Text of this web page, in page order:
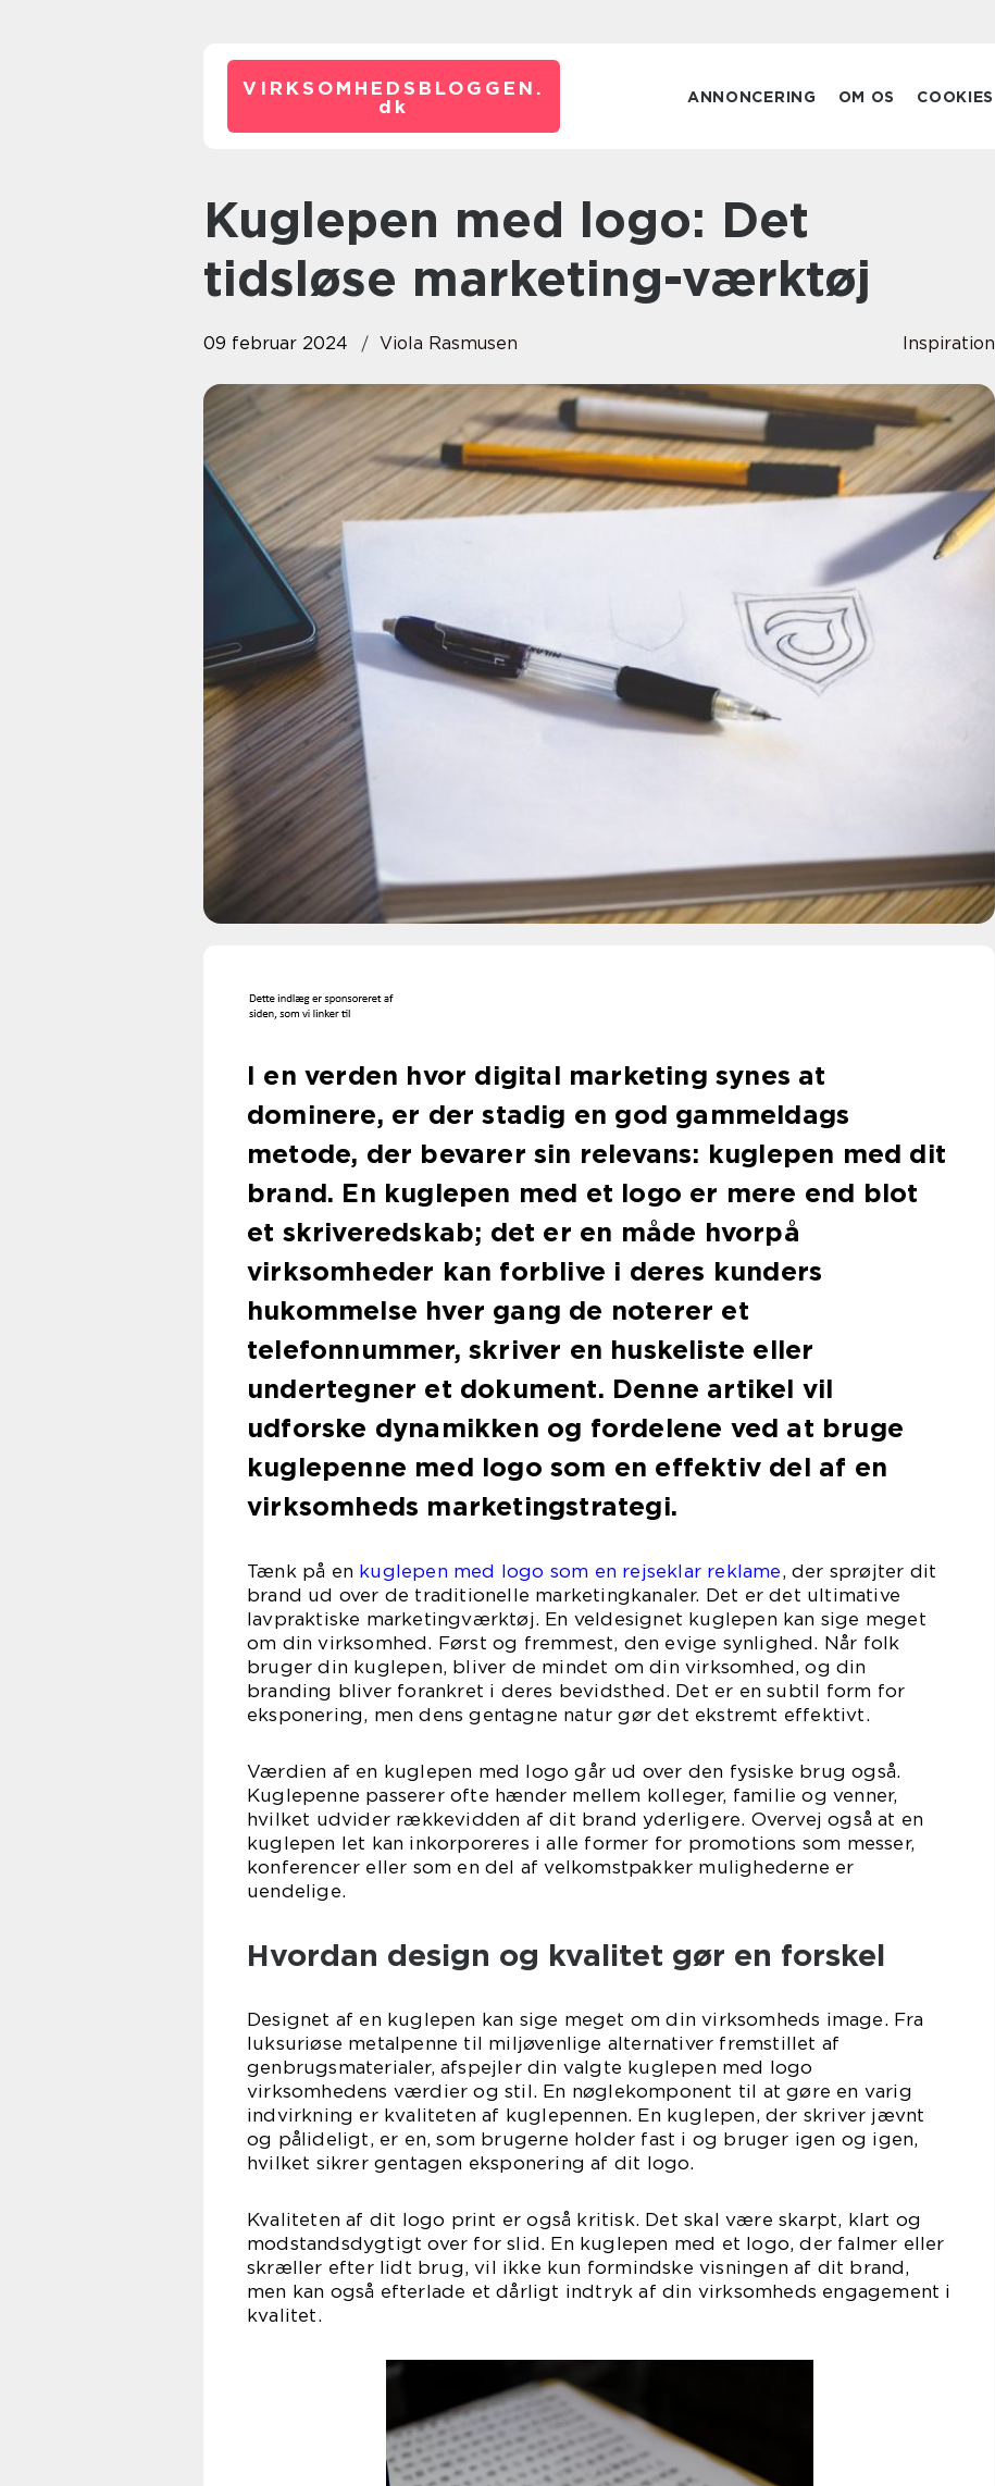
VIRKSOMHEDSBLOGGEN.
dk
ANNONCERING OM OS COOKIES
Kuglepen med logo: Det
tidsløse marketing-værktøj
09 februar 2024 Viola Rasmusen Inspiration
I en verden hvor digital marketing synes at
dominere, er der stadig en god gammeldags
metode, der bevarer sin relevans: kuglepen med dit
brand. En kuglepen med et logo er mere end blot
et skriveredskab; det er en måde hvorpå
virksomheder kan forblive i deres kunders
hukommelse hver gang de noterer et
telefonnummer, skriver en huskeliste eller
undertegner et dokument. Denne artikel vil
udforske dynamikken og fordelene ved at bruge
kuglepenne med logo som en effektiv del af en
virksomheds marketingstrategi.
Tænk på en kuglepen med logo som en rejseklar reklame, der sprøjter dit
brand ud over de traditionelle marketingkanaler. Det er det ultimative
lavpraktiske marketingværktøj. En veldesignet kuglepen kan sige meget
om din virksomhed. Først og fremmest, den evige synlighed. Når folk
bruger din kuglepen, bliver de mindet om din virksomhed, og din
branding bliver forankret i deres bevidsthed. Det er en subtil form for
eksponering, men dens gentagne natur gør det ekstremt effektivt.
Værdien af en kuglepen med logo går ud over den fysiske brug også.
Kuglepenne passerer ofte hænder mellem kolleger, familie og venner,
hvilket udvider rækkevidden af dit brand yderligere. Overvej også at en
kuglepen let kan inkorporeres i alle former for promotions som messer,
konferencer eller som en del af velkomstpakker mulighederne er
uendelige.
Hvordan design og kvalitet gør en forskel
Designet af en kuglepen kan sige meget om din virksomheds image. Fra
luksuriøse metalpenne til miljøvenlige alternativer fremstillet af
genbrugsmaterialer, afspejler din valgte kuglepen med logo
virksomhedens værdier og stil. En nøglekomponent til at gøre en varig
indvirkning er kvaliteten af kuglepennen. En kuglepen, der skriver jævnt
og pålideligt, er en, som brugerne holder fast i og bruger igen og igen,
hvilket sikrer gentagen eksponering af dit logo.
Kvaliteten af dit logo print er også kritisk. Det skal være skarpt, klart og
modstandsdygtigt over for slid. En kuglepen med et logo, der falmer eller
skræller efter lidt brug, vil ikke kun formindske visningen af dit brand,
men kan også efterlade et dårligt indtryk af din virksomheds engagement i
kvalitet.